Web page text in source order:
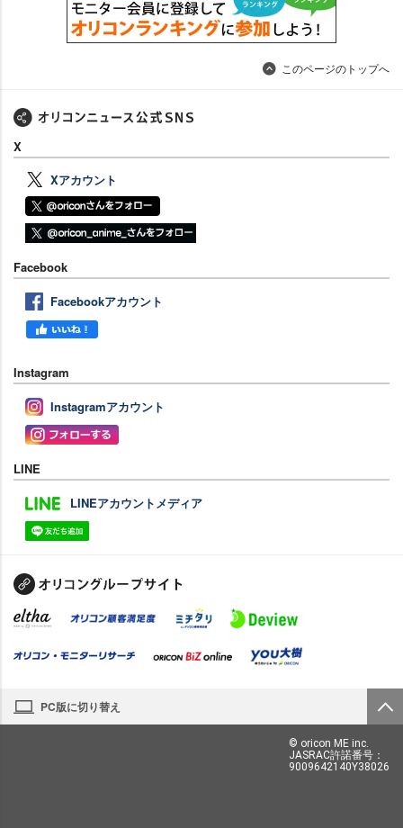
このページのトップへ
X
Xアカウント
Facebook
Facebookアカウント
Instagram
Instagramアカウント
LINE
LINEアカウントメディア
PC版に切り替え
© oricon ME inc.
JASRAC許諾番号：
9009642140Y38026